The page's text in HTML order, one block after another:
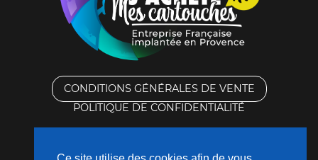
CONDITIONS GÉNÉRALES DE VENTE
POLITIQUE DE CONFIDENTIALITÉ